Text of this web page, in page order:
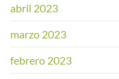
abril 2023
marzo 2023
febrero 2023